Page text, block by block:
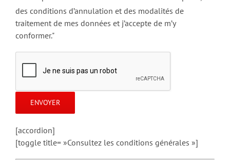
des conditions d’annulation et des modalités de
traitement de mes données et j’accepte de m’y
conformer."
[accordion]
[toggle title= »Consultez les conditions générales »]